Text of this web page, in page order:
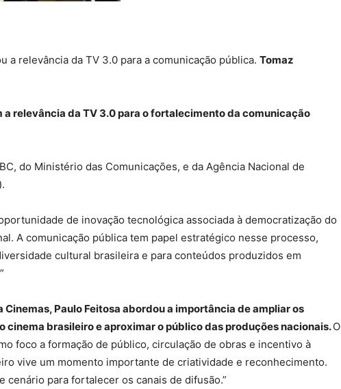
a relevância da TV 3.0 para a comunicação pública. Tomaz
relevância da TV 3.0 para o fortalecimento da comunicação
do Ministério das Comunicações, e da Agência Nacional de
de inovação tecnológica associada à democratização do
A comunicação pública tem papel estratégico nesse processo,
cultural brasileira e para conteúdos produzidos em
Paulo Feitosa abordou a importância de ampliar os
cinema brasileiro e aproximar o público das produções nacionais.O
foco a formação de público, circulação de obras e incentivo à
vive um momento importante de criatividade e reconhecimento.
cenário para fortalecer os canais de difusão.”